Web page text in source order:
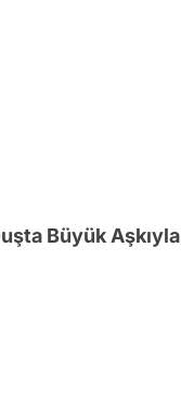
Büyük Aşkıyla